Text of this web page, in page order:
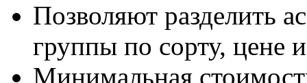
Позволяют разделить
группы по сорту, цене
Минимальная